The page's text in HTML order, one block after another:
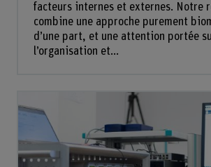
facteurs internes et externes. Notre
combine une approche purement
d’une part, et une attention portée
l’organisation et...